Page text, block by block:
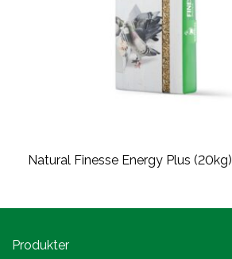
Natural Finesse Energy Plus (20kg)
Produkter